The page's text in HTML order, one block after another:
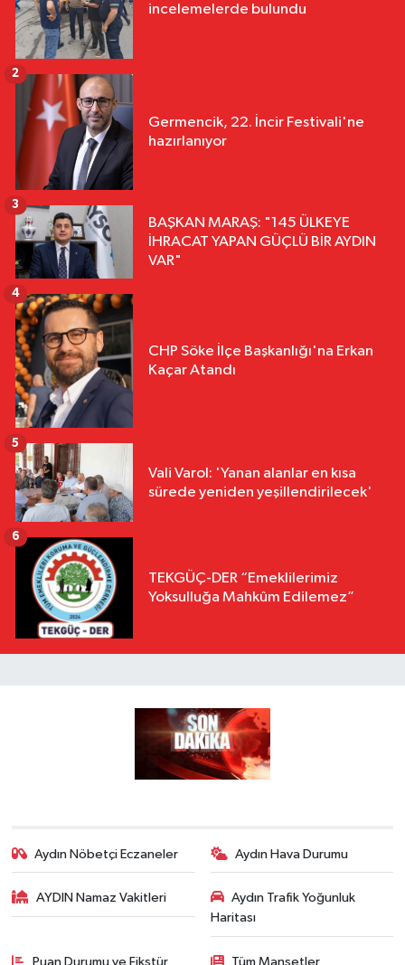
incelemelerde bulundu
Germencik, 22. İncir Festivali'ne
hazırlanıyor
2
BAŞKAN MARAŞ: "145 ÜLKEYE
İHRACAT YAPAN GÜÇLÜ BİR AYDIN
VAR"
3
CHP Söke İlçe Başkanlığı'na Erkan
Kaçar Atandı
4
Vali Varol: 'Yanan alanlar en kısa
sürede yeniden yeşillendirilecek'
5
TEKGÜÇ-DER “Emeklilerimiz
Yoksulluğa Mahkûm Edilemez”
6
Aydın Nöbetçi Eczaneler Aydın Hava Durumu
AYDIN Namaz Vakitleri
Aydın Trafik Yoğunluk
Haritası
Puan Durumu ve Fikstür Tüm Manşetler